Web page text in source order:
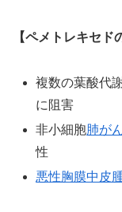
【ペメトレキセド
複数の葉酸代
に阻害
非小細胞肺が
性
悪性胸膜中皮